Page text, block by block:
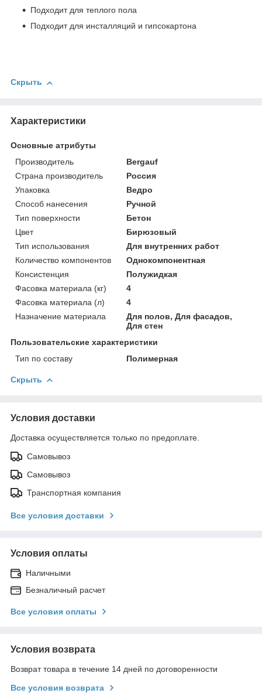
Подходит для теплого пола
Подходит для инсталляций и гипсокартона
Скрыть
Характеристики
Основные атрибуты
Производитель
Bergauf
Страна производитель
Россия
Упаковка
Ведро
Способ нанесения
Ручной
Тип поверхности
Бетон
Цвет
Бирюзовый
Тип использования
Для внутренних работ
Количество компонентов
Однокомпонентная
Консистенция
Полужидкая
Фасовка материала (кг)
4
Фасовка материала (л)
4
Назначение материала
Для полов, Для фасадов,
Для стен
Пользовательские характеристики
Тип по составу
Полимерная
Скрыть
Условия доставки
Доставка осуществляется только по предоплате.
Самовывоз
Самовывоз
Транспортная компания
Все условия доставки
Условия оплаты
Наличными
Безналичный расчет
Все условия оплаты
Условия возврата
Возврат товара в течение 14 дней по договоренности
Все условия возврата